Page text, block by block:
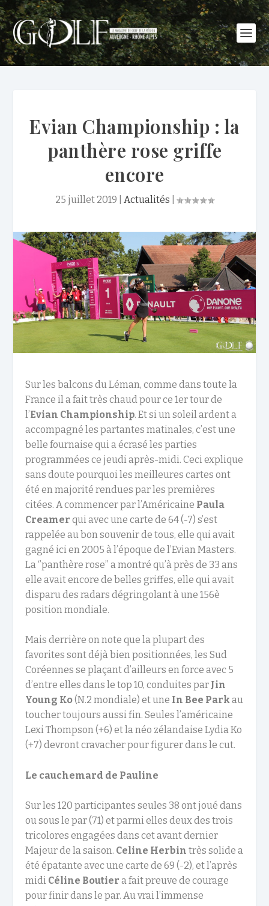
Evian Championship : la
panthère rose griffe
encore
25 juillet 2019 Actualités
Sur les balcons du Léman, comme dans toute la
France il a fait très chaud pour ce 1ertour de
l’Evian Championship. Et si un soleil ardent a
accompagné les partantes matinales, c’est une
belle fournaise qui a écrasé les parties
programmées ce jeudi après-midi. Ceci explique
sans doute pourquoi les meilleures cartes ont
été en majorité rendues par les premières
citées. A commencer par l’Américaine Paula
Creamer qui avec une carte de 64 (-7) s’est
rappelée au bon souvenir de tous, elle qui avait
gagné ici en 2005 à l’époque de l’Evian Masters.
La ‘’panthère rose’’ a montré qu’à près de 33 ans
elle avait encore de belles griffes, elle qui avait
disparu des radars dégringolant à une 156è
position mondiale.
Mais derrière on note que la plupart des
favorites sont déjà bien positionnées, les Sud
Coréennes se plaçant d’ailleurs en force avec 5
d’entre elles dans le top 10, conduites par Jin
Young Ko(N.2 mondiale) et une In Bee Parkau
toucher toujours aussi fin. Seules l’américaine
Lexi Thompson (+6) et la néo zélandaise Lydia Ko
(+7) devront cravacher pour figurer dans le cut.
Le cauchemard de Pauline
Sur les 120 participantes seules 38 ont joué dans
ou sous le par (71) et parmi elles deux des trois
tricolores engagées dans cet avant dernier
Majeur de la saison. Celine Herbin très solide a
été épatante avec une carte de 69 (-2), et l’après
midi Céline Boutier a fait preuve de courage
pour finir dans le par. Au vrai l’immense